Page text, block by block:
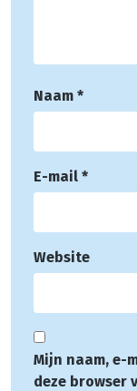
Naam *
E-mail *
Website
Mijn naam, e-
deze browser